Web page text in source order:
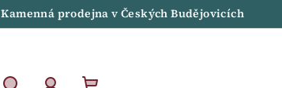
Kamenná prodejna v Českých Budějovicích